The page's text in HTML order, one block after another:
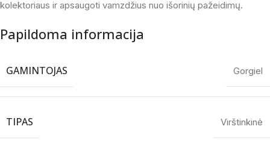
kolektoriaus ir apsaugoti vamzdžius nuo išorinių pažeidimų.
Papildoma informacija
GAMINTOJAS Gorgiel
TIPAS Virštinkinė